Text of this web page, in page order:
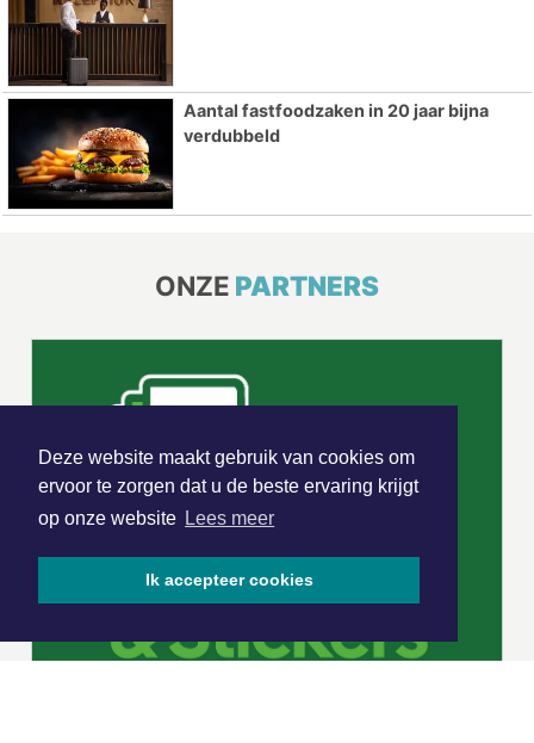
Deze website maakt gebruik van cookies om
ervoor te zorgen dat u de beste ervaring krijgt
op onze website Lees meer
Ik accepteer cookies
Aantal fastfoodzaken in 20 jaar bijna
verdubbeld
ONZE PARTNERS